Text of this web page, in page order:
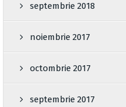
septembrie 2018
noiembrie 2017
octombrie 2017
septembrie 2017